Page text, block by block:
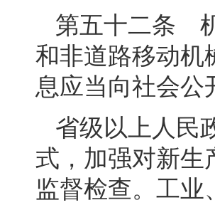
第五十二条
和非道路移动机
息应当向社会公
省级以上人民
式，加强对新生
监督检查。工